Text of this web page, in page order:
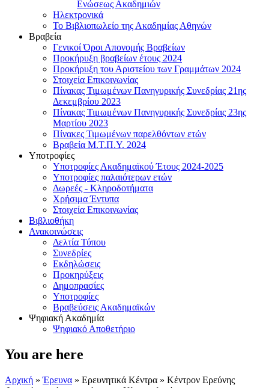
Ενώσεως Ακαδημιών
Ηλεκτρονικά
Το Βιβλιοπωλείο της Ακαδημίας Αθηνών
Βραβεία
Γενικοί Όροι Απονομής Βραβείων
Προκήρυξη βραβείων έτους 2024
Προκήρυξη του Αριστείου των Γραμμάτων 2024
Στοιχεία Επικοινωνίας
Πίνακας Τιμωμένων Πανηγυρικής Συνεδρίας 21ης
Δεκεμβρίου 2023
Πίνακας Τιμωμένων Πανηγυρικής Συνεδρίας 23ης
Μαρτίου 2023
Πίνακες Τιμωμένων παρελθόντων ετών
Βραβεία Μ.Τ.Π.Υ. 2024
Υποτροφίες
Υποτροφίες Ακαδημαϊκού Έτους 2024-2025
Υποτροφίες παλαιότερων ετών
Δωρεές - Κληροδοτήματα
Χρήσιμα Έντυπα
Στοιχεία Επικοινωνίας
Βιβλιοθήκη
Ανακοινώσεις
Δελτία Τύπου
Συνεδρίες
Εκδηλώσεις
Προκηρύξεις
Δημοπρασίες
Υποτροφίες
Βραβεύσεις Ακαδημαϊκών
Ψηφιακή Ακαδημία
Ψηφιακό Αποθετήριο
You are here
Αρχική »Έρευνα » Ερευνητικά Κέντρα » Κέντρον Ερεύνης